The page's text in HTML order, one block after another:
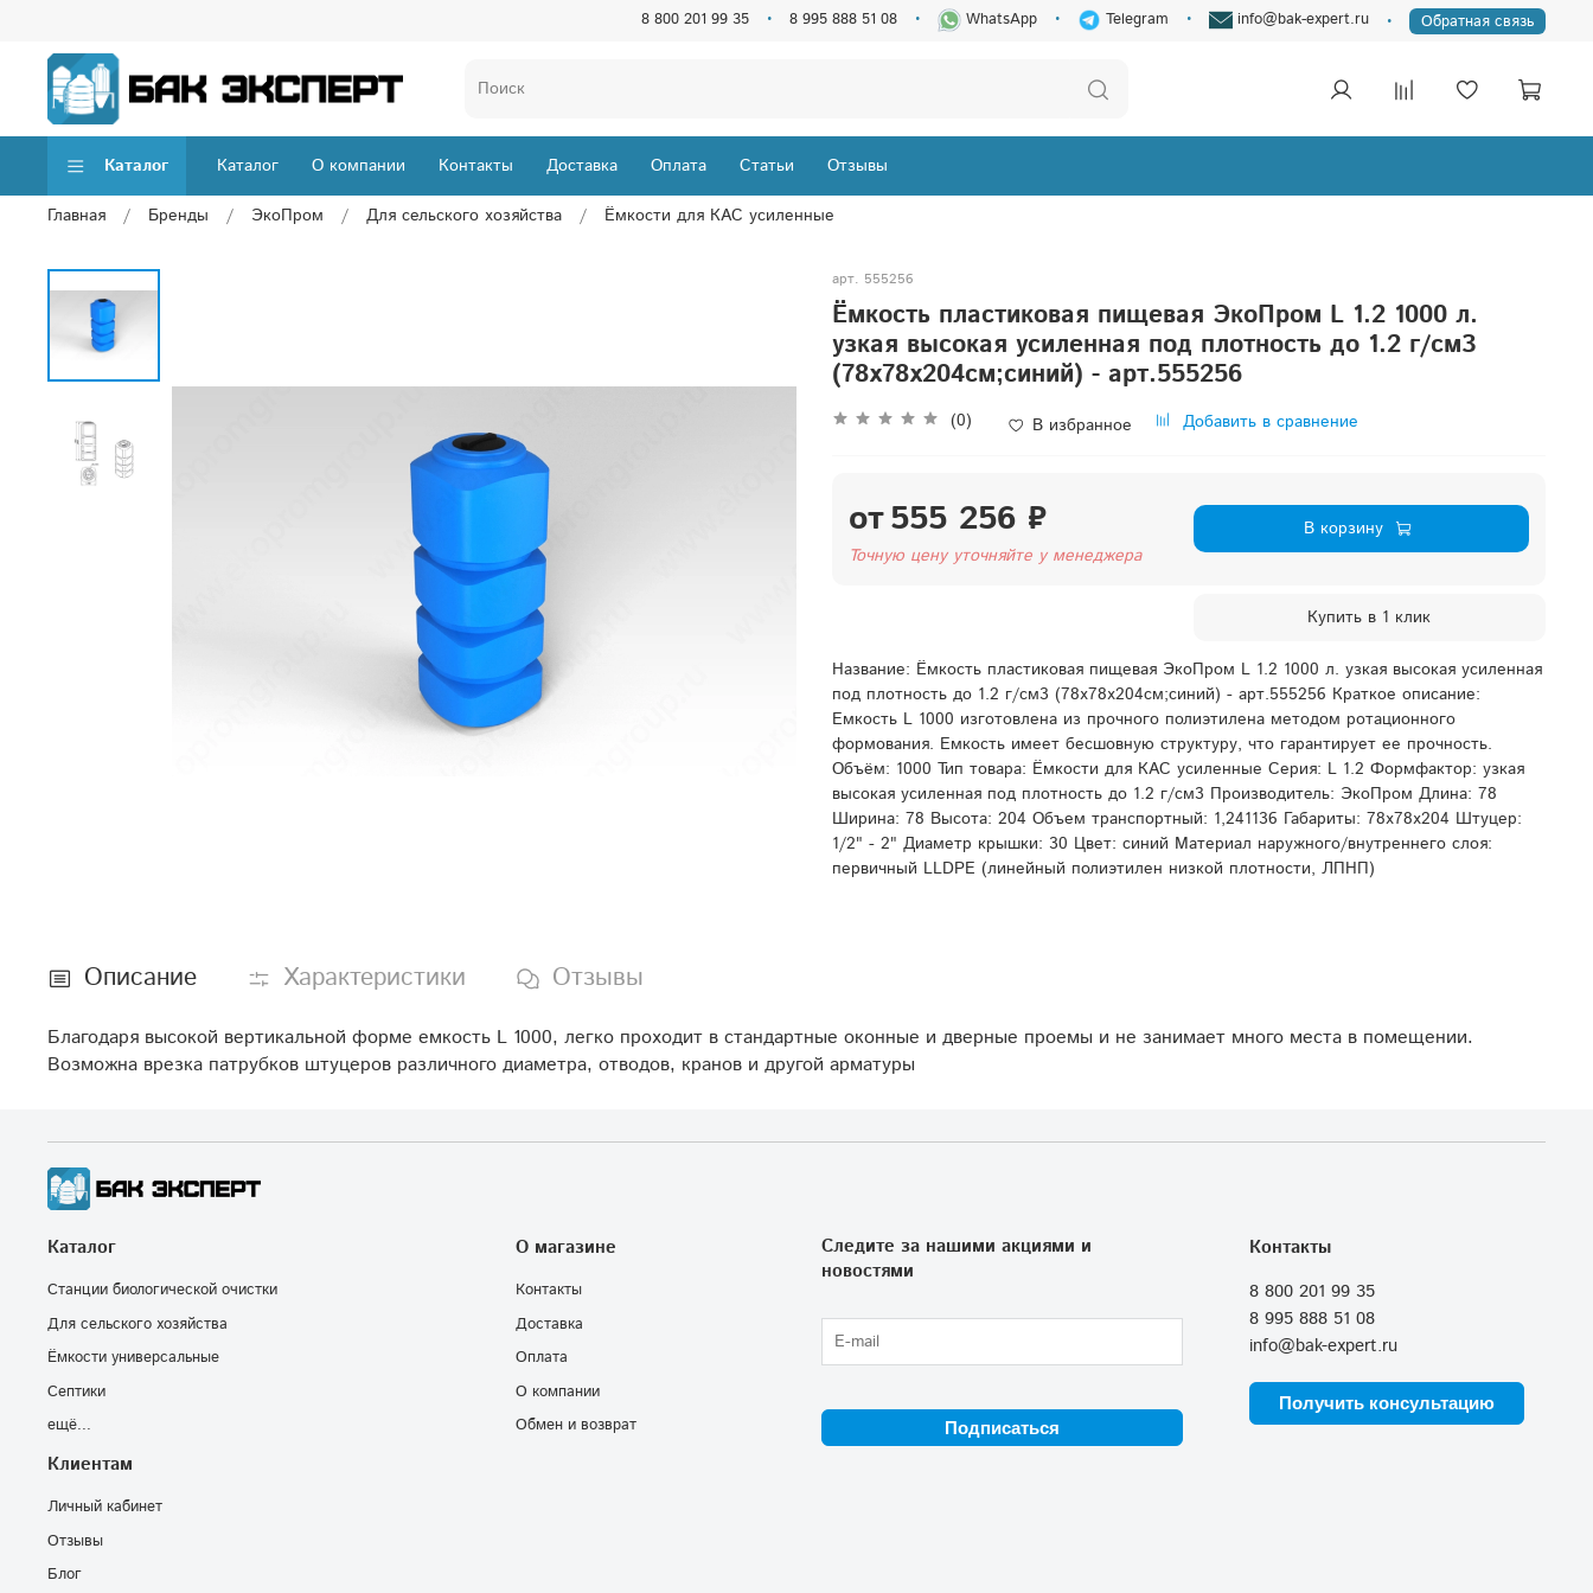
8 800 201 99 35 8 995 888 51 08 WhatsApp Telegram info@bak-expert.ru Обратная связь
Каталог Каталог О компании Контакты Доставка Оплата Статьи Отзывы
Главная Бренды ЭкоПром Для сельского хозяйства Ёмкости для КАС усиленные
арт. 555256
Ёмкость пластиковая пищевая ЭкоПром L 1.2 1000 л.
узкая высокая усиленная под плотность до 1.2 г/см3
(78x78x204см;синий) - арт.555256
(0) В избранное Добавить в сравнение
от555 256 ₽
Точную цену уточняйте у менеджера
В корзину
Купить в 1 клик
Название: Ёмкость пластиковая пищевая ЭкоПром L 1.2 1000 л. узкая высокая усиленная
под плотность до 1.2 г/см3 (78x78x204см;синий) - арт.555256 Краткое описание:
Емкость L 1000 изготовлена из прочного полиэтилена методом ротационного
формования. Емкость имеет бесшовную структуру, что гарантирует ее прочность.
Объём: 1000 Тип товара: Ёмкости для КАС усиленные Серия: L 1.2 Формфактор: узкая
высокая усиленная под плотность до 1.2 г/см3 Производитель: ЭкоПром Длина: 78
Ширина: 78 Высота: 204 Объем транспортный: 1,241136 Габариты: 78x78x204 Штуцер:
1/2" - 2" Диаметр крышки: 30 Цвет: синий Материал наружного/внутреннего слоя:
первичный LLDPE (линейный полиэтилен низкой плотности, ЛПНП)
Описание Характеристики Отзывы
Благодаря высокой вертикальной форме емкость L 1000, легко проходит в стандартные оконные и дверные проемы и не занимает много места в помещении.
Возможна врезка патрубков штуцеров различного диаметра, отводов, кранов и другой арматуры
Каталог
Станции биологической очистки
Для сельского хозяйства
Ёмкости универсальные
Септики
ещё...
О магазине
Контакты
Доставка
Оплата
О компании
Обмен и возврат
Клиентам
Личный кабинет
Отзывы
Блог
Контакты
8 800 201 99 35
8 995 888 51 08
info@bak-expert.ru
Получить консультацию
Следите за нашими акциями и
новостями
Подписаться